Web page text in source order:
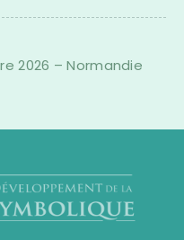
2026 – Normandie